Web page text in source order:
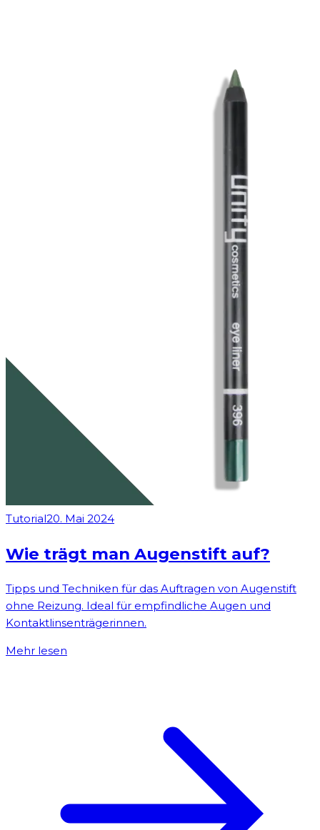
Tutorial20. Mai 2024
Wie trägt man Augenstift auf?
Tipps und Techniken für das Auftragen von Augenstift
ohne Reizung. Ideal für empfindliche Augen und
Kontaktlinsenträgerinnen.
Mehr lesen